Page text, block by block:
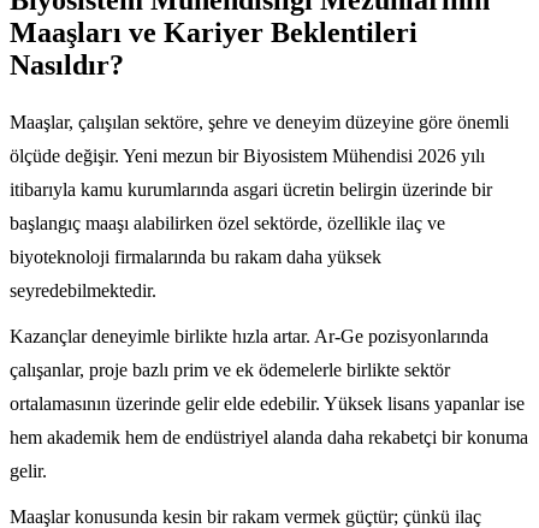
Maaşları ve Kariyer Beklentileri
Nasıldır?
Maaşlar, çalışılan sektöre, şehre ve deneyim düzeyine göre önemli
ölçüde değişir. Yeni mezun bir Biyosistem Mühendisi 2026 yılı
itibarıyla kamu kurumlarında asgari ücretin belirgin üzerinde bir
başlangıç maaşı alabilirken özel sektörde, özellikle ilaç ve
biyoteknoloji firmalarında bu rakam daha yüksek
seyredebilmektedir.
Kazançlar deneyimle birlikte hızla artar. Ar-Ge pozisyonlarında
çalışanlar, proje bazlı prim ve ek ödemelerle birlikte sektör
ortalamasının üzerinde gelir elde edebilir. Yüksek lisans yapanlar ise
hem akademik hem de endüstriyel alanda daha rekabetçi bir konuma
gelir.
Maaşlar konusunda kesin bir rakam vermek güçtür; çünkü ilaç